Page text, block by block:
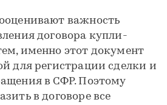
важность
договора купли-
именно этот документ
для регистрации сделки и
в СФР. Поэтому
в договоре все